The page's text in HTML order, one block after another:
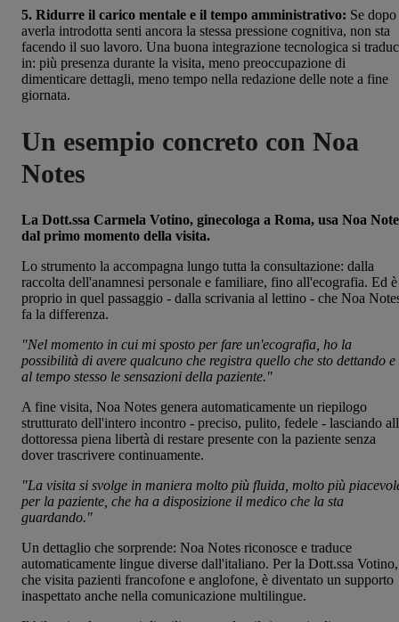
5. Ridurre il carico mentale e il tempo amministrativo: Se dopo
averla introdotta senti ancora la stessa pressione cognitiva, non sta
facendo il suo lavoro. Una buona integrazione tecnologica si
in: più presenza durante la visita, meno preoccupazione di
dimenticare dettagli, meno tempo nella redazione delle note a fine
giornata.
Un esempio concreto con Noa
Notes
La Dott.ssa Carmela Votino, ginecologa a Roma, usa Noa
dal primo momento della visita.
Lo strumento la accompagna lungo tutta la consultazione: dalla
raccolta dell'anamnesi personale e familiare, fino all'ecografia. Ed è
proprio in quel passaggio - dalla scrivania al lettino - che Noa
fa la differenza.
"Nel momento in cui mi sposto per fare un'ecografia, ho la
possibilità di avere qualcuno che registra quello che sto dettando e
al tempo stesso le sensazioni della paziente."
A fine visita, Noa Notes genera automaticamente un riepilogo
strutturato dell'intero incontro - preciso, pulito, fedele - lasciando
dottoressa piena libertà di restare presente con la paziente senza
dover trascrivere continuamente.
"La visita si svolge in maniera molto più fluida, molto più
per la paziente, che ha a disposizione il medico che la sta
guardando."
Un dettaglio che sorprende: Noa Notes riconosce e traduce
automaticamente lingue diverse dall'italiano. Per la Dott.ssa Votino,
che visita pazienti francofone e anglofone, è diventato un supporto
inaspettato anche nella comunicazione multilingue.